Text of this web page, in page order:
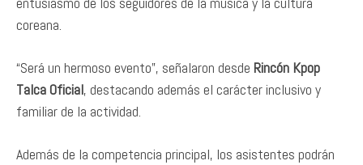
coreana.
“Será un hermoso evento”, señalaron desde Rincón Kpop
Talca Oficial, destacando además el carácter inclusivo y
familiar de la actividad.
Además de la competencia principal, los asistentes podrán